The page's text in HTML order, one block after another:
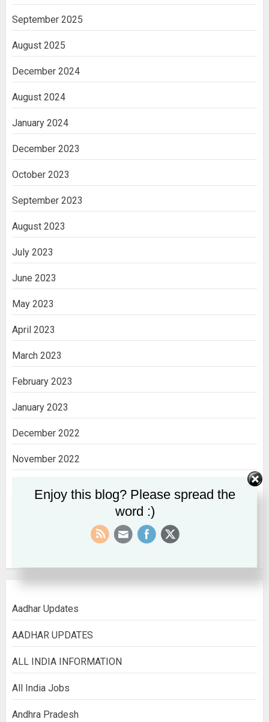
September 2025
August 2025
December 2024
August 2024
January 2024
December 2023
October 2023
September 2023
August 2023
July 2023
June 2023
May 2023
April 2023
March 2023
February 2023
January 2023
December 2022
November 2022
Aadhar Updates
AADHAR UPDATES
ALL INDIA INFORMATION
All India Jobs
Andhra Pradesh
Enjoy this blog? Please spread the
word :)